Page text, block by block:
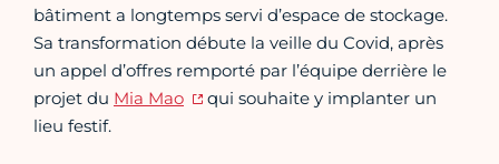
bâtiment a longtemps servi d’espace de stockage.
Sa transformation débute la veille du Covid, après
un appel d’offres remporté par l’équipe derrière le
projet du Mia Mao
qui souhaite y implanter un
lieu festif.